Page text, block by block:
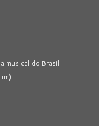
musical do Brasil